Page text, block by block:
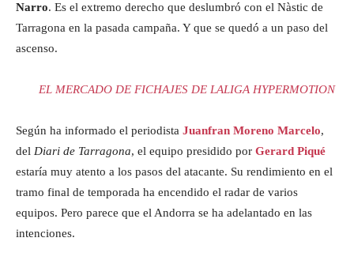
Narro. Es el extremo derecho que deslumbró con el Nàstic de
Tarragona en la pasada campaña. Y que se quedó a un paso del
ascenso.
EL MERCADO DE FICHAJES DE LALIGA HYPERMOTION
Según ha informado el periodista Juanfran Moreno Marcelo,
del Diari de Tarragona, el equipo presidido por Gerard Piqué
estaría muy atento a los pasos del atacante. Su rendimiento en el
tramo final de temporada ha encendido el radar de varios
equipos. Pero parece que el Andorra se ha adelantado en las
intenciones.